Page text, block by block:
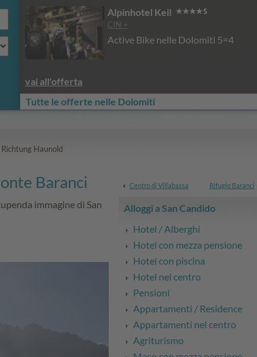
Alpinhotel Keil
CIN +
Active Bike nelle Dolomiti 5=4
vai all'offerta
Tutte le offerte nelle Dolomiti
Haunold
Baranci Centro di Villabassa Rifugio Baranci
immagine di San
Alloggi a San Candido
Hotel / Alberghi
Hotel con mezza pensione
Hotel con piscina
Hotel nel centro
Pensioni
Appartamenti / Residence
Appartamenti nel centro
Agriturismo